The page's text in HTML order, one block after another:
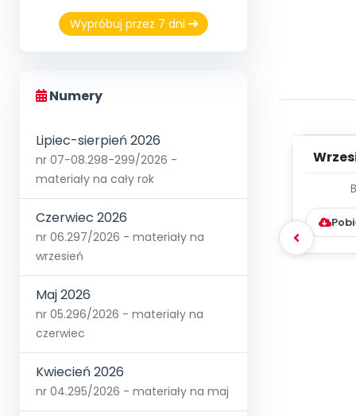
Wypróbuj przez 7 dni
Numery
Lipiec-sierpień 2026
nr 07-08.298-299/2026 -
materiały na cały rok
Czerwiec 2026
nr 06.297/2026 - materiały na
wrzesień
Maj 2026
nr 05.296/2026 - materiały na
czerwiec
Kwiecień 2026
nr 04.295/2026 - materiały na maj